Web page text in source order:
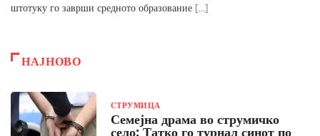
штотуку го заврши средното образование […]
НАЈНОВО
СТРУМИЦА
Семејна драма во струмичко
село: Татко го турнал синот по